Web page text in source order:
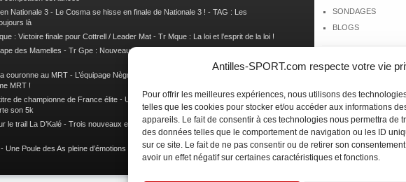
Antilles-SPORT.com respecte votre vie
Pour offrir les meilleures expériences, nous utilisons des
telles que les cookies pour stocker et/ou accéder aux informations
appareils. Le fait de consentir à ces technologies nous permettra de
des données telles que le comportement de navigation ou les ID
sur ce site. Le fait de ne pas consentir ou de retirer son
avoir un effet négatif sur certaines caractéristiques et fonctions.
Nationale 3 - Le Cosma se hisse en finale de Nationale 3 ! - TAG : Les
là
: Victoire finale pour Cottrell / Leader Mat - Tr Mque : La loi et l’esprit de la loi !
des Mamelles - Tr Gpe : Nouveau changement de leader, Damien Urcel out
couronne au MRT - L’équipage Nègre – Gérard remporte le 9e rallye du Pays Marie-
MRT !
de championne de France élite - Un semi marathon sous le signe de la chaleur et
son 5k
le trail La D’Kalé - Trois nouveaux et un habitué au palmarès du Trail des Trésors-
- Une Poule des As pleine d’émotions ! Images de la Woulib 113 X-Trem
SONDAGES
BLOGS